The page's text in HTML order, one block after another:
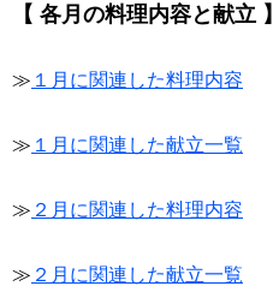
【 各月の料理内容と献立 】
≫ １月に関連した料理内容
≫ １月に関連した献立一覧
≫ ２月に関連した料理内容
≫ ２月に関連した献立一覧